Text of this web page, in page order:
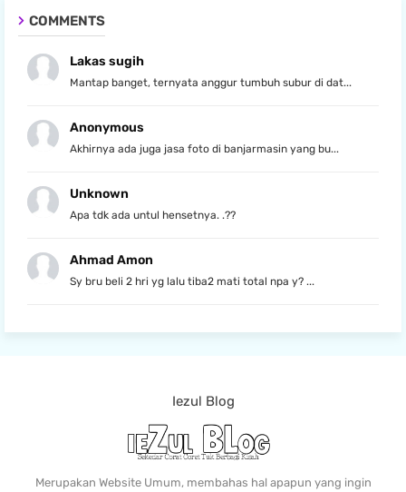
COMMENTS
Lakas sugih
Mantap banget, ternyata anggur tumbuh subur di dat...
Anonymous
Akhirnya ada juga jasa foto di banjarmasin yang bu...
Unknown
Apa tdk ada untul hensetnya. .??
Ahmad Amon
Sy bru beli 2 hri yg lalu tiba2 mati total npa y? ...
Iezul Blog
Merupakan Website Umum, membahas hal apapun yang ingin